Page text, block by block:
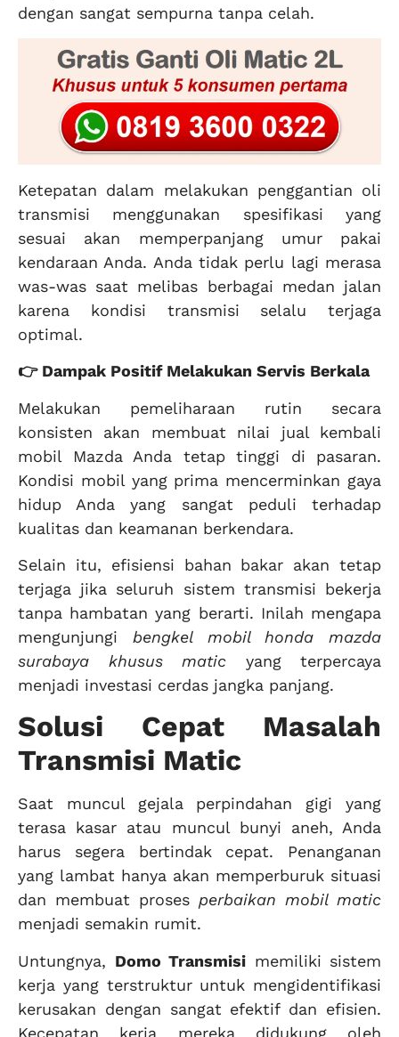
dengan sangat sempurna tanpa celah.
Ketepatan dalam melakukan penggantian oli
transmisi menggunakan spesifikasi yang
sesuai akan memperpanjang umur pakai
kendaraan Anda. Anda tidak perlu lagi merasa
was-was saat melibas berbagai medan jalan
karena kondisi transmisi selalu terjaga
optimal.
👉 Dampak Positif Melakukan Servis Berkala
Melakukan pemeliharaan rutin secara
konsisten akan membuat nilai jual kembali
mobil Mazda Anda tetap tinggi di pasaran.
Kondisi mobil yang prima mencerminkan gaya
hidup Anda yang sangat peduli terhadap
kualitas dan keamanan berkendara.
Selain itu, efisiensi bahan bakar akan tetap
terjaga jika seluruh sistem transmisi bekerja
tanpa hambatan yang berarti. Inilah mengapa
mengunjungi bengkel mobil honda mazda
surabaya khusus matic yang terpercaya
menjadi investasi cerdas jangka panjang.
Solusi Cepat Masalah
Transmisi Matic
Saat muncul gejala perpindahan gigi yang
terasa kasar atau muncul bunyi aneh, Anda
harus segera bertindak cepat. Penanganan
yang lambat hanya akan memperburuk situasi
dan membuat proses perbaikan mobil matic
menjadi semakin rumit.
Untungnya, Domo Transmisi memiliki sistem
kerja yang terstruktur untuk mengidentifikasi
kerusakan dengan sangat efektif dan efisien.
Kecepatan kerja mereka didukung oleh